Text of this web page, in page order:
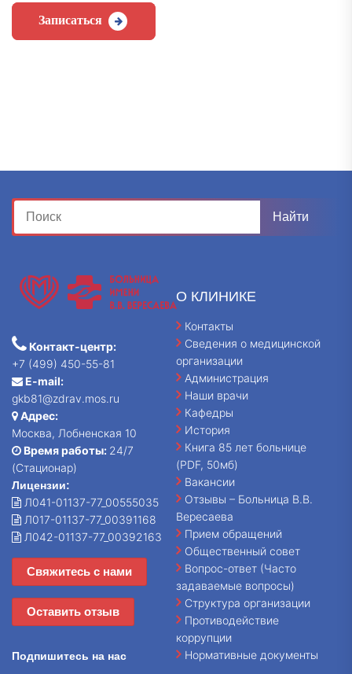
Записаться
Контакт-центр:
+7 (499) 450-55-81
E-mail:
gkb81@zdrav.mos.ru
Адрес:
Москва, Лобненская 10
Время работы: 24/7
(Стационар)
Лицензии:
Л041-01137-77_00555035
Л017-01137-77_00391168
Л042-01137-77_00392163
Свяжитесь с нами
Оставить отзыв
Подпишитесь на нас
О КЛИНИКЕ
Контакты
Сведения о медицинской
организации
Администрация
Наши врачи
Кафедры
История
Книга 85 лет больнице
(PDF, 50мб)
Вакансии
Отзывы – Больница В.В.
Вересаева
Прием обращений
Общественный совет
Вопрос-ответ (Часто
задаваемые вопросы)
Структура организации
Противодействие
коррупции
Нормативные документы